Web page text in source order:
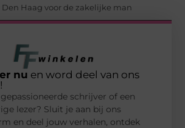
Haag voor de zakelijke man
nu en word deel van ons
schrijver of een
lezer? Sluit je aan bij ons
en deel jouw verhalen, ontdek